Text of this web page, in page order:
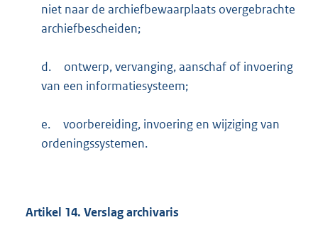
niet naar de archiefbewaarplaats overgebrachte
archiefbescheiden;
d.
ontwerp, vervanging, aanschaf of invoering
van een informatiesysteem;
e.
voorbereiding, invoering en wijziging van
ordeningssystemen.
Artikel 14. Verslag archivaris